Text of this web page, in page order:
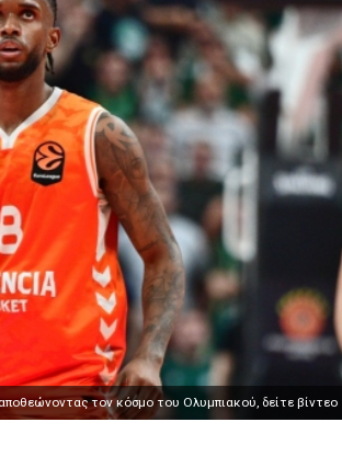
τον κόσμο του Ολυμπιακού, δείτε βίντεο